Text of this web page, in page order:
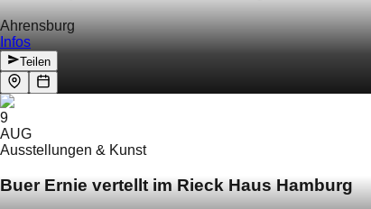
Ahrensburg
Infos
Teilen
9
AUG
Ausstellungen & Kunst
Buer Ernie vertellt im Rieck Haus Hamburg